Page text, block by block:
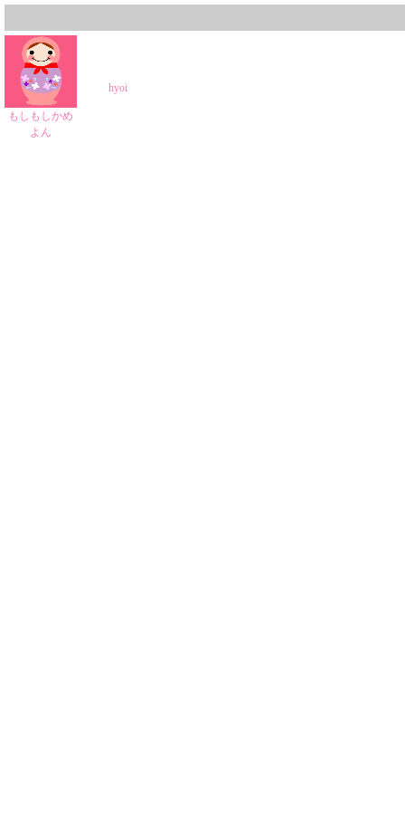
もしもしかめ
よん
hyoi